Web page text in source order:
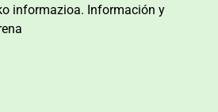
informazioa. Información y